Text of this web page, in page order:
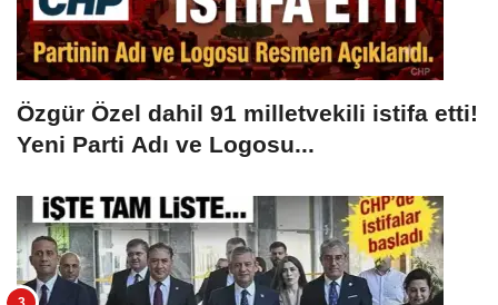
Özgür Özel dahil 91 milletvekili istifa etti!
Yeni Parti Adı ve Logosu...